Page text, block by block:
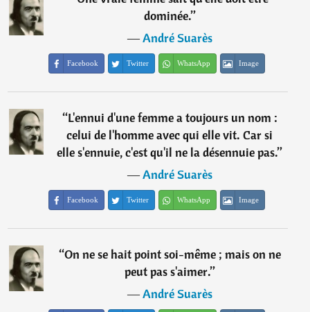
dominée.”
―André Suarès
Facebook Twitter WhatsApp Image
“L'ennui d'une femme a toujours un nom :
celui de l'homme avec qui elle vit. Car si
elle s'ennuie, c'est qu'il ne la désennuie pas.”
―André Suarès
Facebook Twitter WhatsApp Image
“On ne se hait point soi-même ; mais on ne
peut pas s'aimer.”
―André Suarès